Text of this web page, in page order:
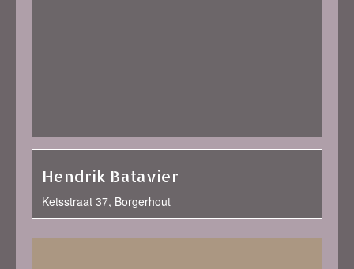
Hendrik Batavier
Ketsstraat 37, Borgerhout